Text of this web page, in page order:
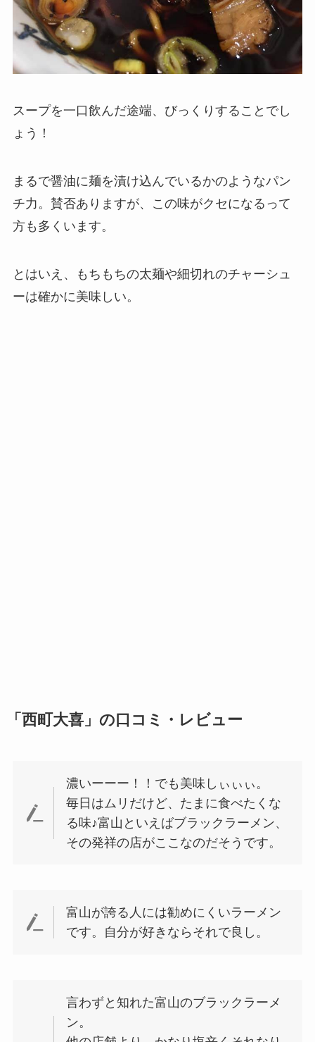
スープを一口飲んだ途端、びっくりすることでし
ょう！
まるで醤油に麺を漬け込んでいるかのようなパン
チ力。賛否ありますが、この味がクセになるって
方も多くいます。
とはいえ、もちもちの太麺や細切れのチャーシュ
ーは確かに美味しい。
「西町大喜」の口コミ・レビュー
濃いーーー！！でも美味しぃぃぃ。
毎日はムリだけど、たまに食べたくな
る味♪富山といえばブラックラーメン、
その発祥の店がここなのだそうです。
富山が誇る人には勧めにくいラーメン
です。自分が好きならそれで良し。
言わずと知れた富山のブラックラーメ
ン。